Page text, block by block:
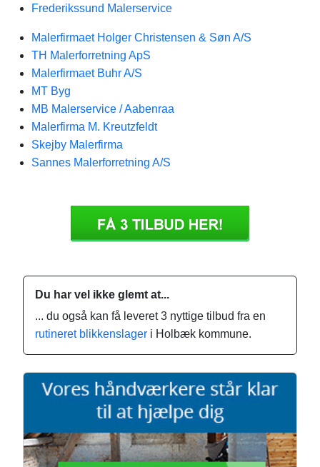
Frederikssund Malerservice
Malerfirmaet Holger Christensen & Søn A/S
TH Malerforretning ApS
Malerfirmaet Buhr A/S
MT Byg
MB Malerservice / Aabenraa
Malerfirma M. Kreutzfeldt
Skejby Malerfirma
Sannes Malerforretning A/S
Du har vel ikke glemt at...
... du også kan få leveret 3 nyttige tilbud fra en
rutineret blikkenslager i Holbæk kommune.